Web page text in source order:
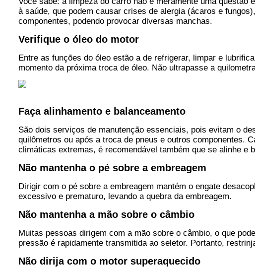
à saúde, que podem causar crises de alergia (ácaros e
componentes, podendo provocar diversas manchas.
Verifique o óleo do motor
Entre as funções do óleo estão a de refrigerar, limpar e
momento da próxima troca de óleo. Não ultrapasse a
Faça alinhamento e balanceamento
São dois serviços de manutenção essenciais, pois evitam o
quilômetros ou após a troca de pneus e outros componentes.
climáticas extremas, é recomendável também que se alinhe e
Não mantenha o pé sobre a embreagem
Dirigir com o pé sobre a embreagem mantém o engate
excessivo e prematuro, levando a quebra da embreagem.
Não mantenha a mão sobre o câmbio
Muitas pessoas dirigem com a mão sobre o câmbio, o que
pressão é rapidamente transmitida ao seletor. Portanto,
Não dirija com o motor superaquecido